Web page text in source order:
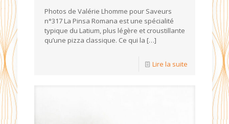
Photos de Valérie Lhomme pour Saveurs
n°317 La Pinsa Romana est une spécialité
typique du Latium, plus légère et croustillante
qu’une pizza classique. Ce qui la […]
Lire la suite